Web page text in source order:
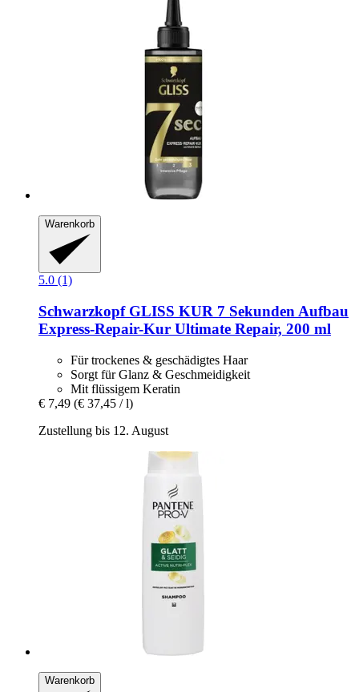
Warenkorb
5.0 (1)
SchwarzkopfGLISS KUR 7 Sekunden Aufbau
Express-​Repair-​Kur Ultimate Repair, 200 ml
Für trockenes & geschädigtes Haar
Sorgt für Glanz & Geschmeidigkeit
Mit flüssigem Keratin
€ 7,49 (€ 37,45 / l)
Zustellung bis 12. August
Warenkorb